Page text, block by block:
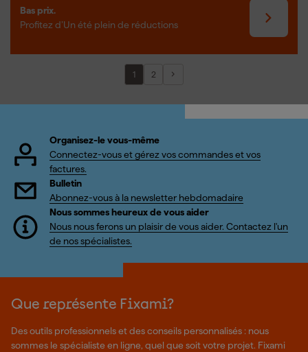
Bas prix.
Profitez d’Un été plein de réductions
1 2
Organisez-le vous-même
Connectez-vous et gérez vos commandes et vos
factures.
Bulletin
Abonnez-vous à la newsletter hebdomadaire
Nous sommes heureux de vous aider
Nous nous ferons un plaisir de vous aider. Contactez l'un
de nos spécialistes.
Que représente Fixami?
Des outils professionnels et des conseils personnalisés : nous
sommes le spécialiste en ligne, quel que soit votre projet. Fixami